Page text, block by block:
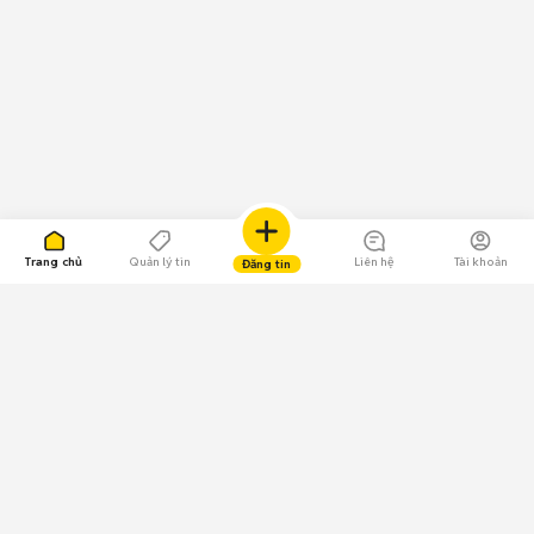
Trang chủ Quản lý tin Đăng tin Liên hệ Tài khoản